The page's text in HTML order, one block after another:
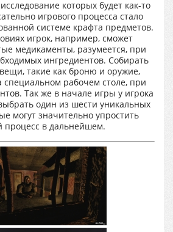
которых будет как-то
игрового процесса стало
системе крафта предметов.
игрок, например, сможет
медикаменты, разумеется, при
ингредиентов. Собирать
такие как броню и оружие,
специальном рабочем столе, при
Так же в начале игры у игрока
один из шести уникальных
могут значительно упростить
процесс в дальнейшем.